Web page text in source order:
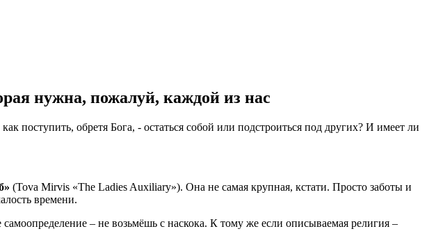
нужна, пожалуй, каждой из нас
поступить, обретя Бога, - остаться собой или подстроиться под других? И имеет ли
(Tova Mirvis «The Ladies Auxiliary»). Она не самая крупная, кстати. Просто заботы и
времени.
– не возьмёшь с наскока. К тому же если описываемая религия –